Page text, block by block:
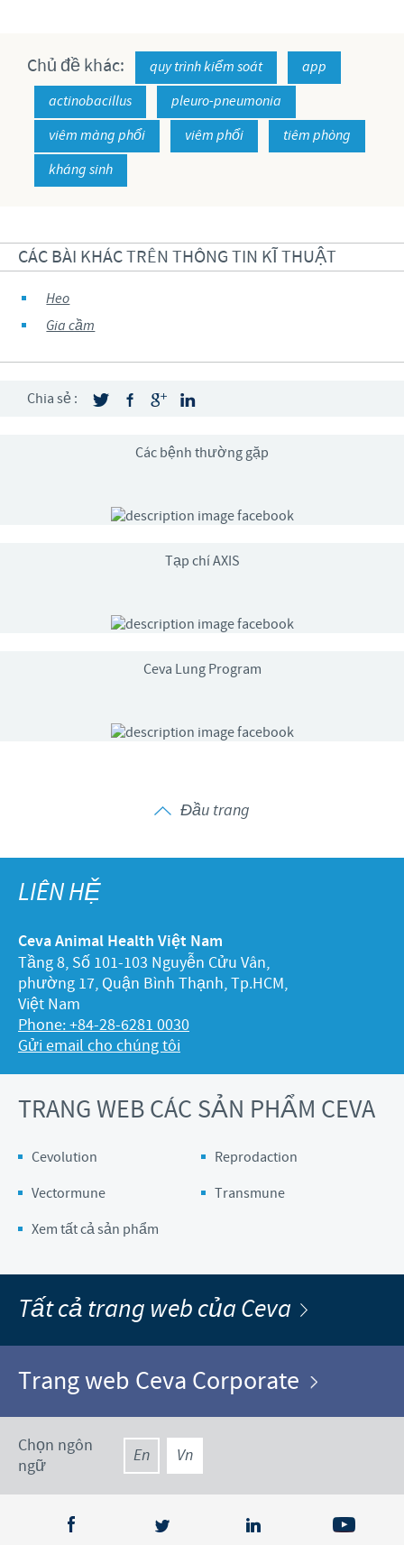
Chủ đề khác: quy trình kiểm soát
app
actinobacillus
pleuro-pneumonia
viêm màng phổi
viêm phổi
tiêm phòng
kháng sinh
CÁC BÀI KHÁC TRÊN THÔNG TIN KĨ THUẬT
Heo
Gia cầm
Chia sẻ :
Các bệnh thường gặp
Tạp chí AXIS
Ceva Lung Program
Đầu trang
LIÊN HỆ
Ceva Animal Health Việt Nam
Tầng 8, Số 101-103 Nguyễn Cửu Vân,
phường 17, Quận Bình Thạnh, Tp.HCM,
Việt Nam
Phone: +84-28-6281 0030
Gửi email cho chúng tôi
TRANG WEB CÁC SẢN PHẨM CEVA
Cevolution
Reprodaction
Vectormune
Transmune
Xem tất cả sản phẩm
Tất cả trang web của Ceva
Trang web Ceva Corporate
Chọn ngôn
ngữ
En Vn